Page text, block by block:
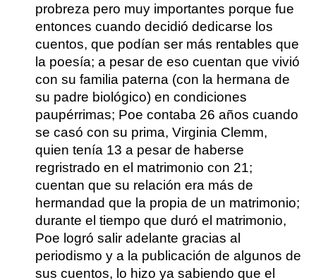
probreza pero muy importantes porque fue
entonces cuando decidió dedicarse los
cuentos, que podían ser más rentables que
la poesía; a pesar de eso cuentan que vivió
con su familia paterna (con la hermana de
su padre biológico) en condiciones
paupérrimas; Poe contaba 26 años cuando
se casó con su prima, Virginia Clemm,
quien tenía 13 a pesar de haberse
regristrado en el matrimonio con 21;
cuentan que su relación era más de
hermandad que la propia de un matrimonio;
durante el tiempo que duró el matrimonio,
Poe logró salir adelante gracias al
periodismo y a la publicación de algunos de
sus cuentos, lo hizo ya sabiendo que el